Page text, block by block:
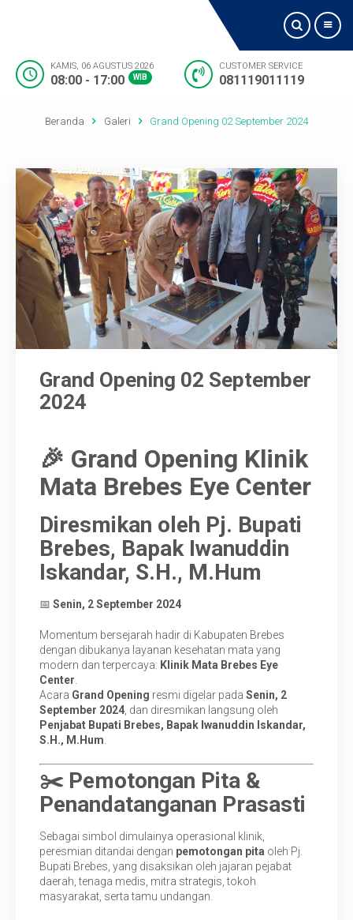
Jadwal Dokter
Visi dan Misi
Layanan
Fasilitas
Lokasi Kami
Artikel
KAMIS, 06 AGUSTUS 2026
08:00 - 17:00 WIB
CUSTOMER SERVICE
081119011119
Beranda Galeri Grand Opening 02 September 2024
Grand Opening 02 September
2024
🎉 Grand Opening Klinik
Mata Brebes Eye Center
Diresmikan oleh Pj. Bupati
Brebes, Bapak Iwanuddin
Iskandar, S.H., M.Hum
📅 Senin, 2 September 2024
Momentum bersejarah hadir di Kabupaten Brebes
dengan dibukanya layanan kesehatan mata yang
modern dan terpercaya: Klinik Mata Brebes Eye
Center.
Acara Grand Opening resmi digelar pada Senin, 2
September 2024, dan diresmikan langsung oleh
Penjabat Bupati Brebes, Bapak Iwanuddin Iskandar,
S.H., M.Hum.
✂️ Pemotongan Pita &
Penandatanganan Prasasti
Sebagai simbol dimulainya operasional klinik,
peresmian ditandai dengan pemotongan pita oleh Pj.
Bupati Brebes, yang disaksikan oleh jajaran pejabat
daerah, tenaga medis, mitra strategis, tokoh
masyarakat, serta tamu undangan.